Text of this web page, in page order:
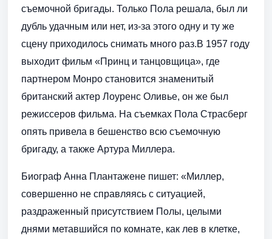
съемочной бригады. Только Пола решала, был ли
дубль удачным или нет, из-за этого одну и ту же
сцену приходилось снимать много раз.В 1957 году
выходит фильм «Принц и танцовщица», где
партнером Монро становится знаменитый
британский актер Лоуренс Оливье, он же был
режиссеров фильма. На съемках Пола Страсберг
опять привела в бешенство всю съемочную
бригаду, а также Артура Миллера.
Биограф Анна Плантажене пишет: «Миллер,
совершенно не справляясь с ситуацией,
раздраженный присутствием Полы, целыми
днями метавшийся по комнате, как лев в клетке,